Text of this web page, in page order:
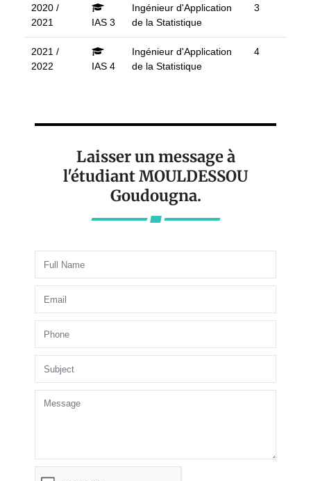
2020 /
2021
IAS 3
Ingénieur d'Application
de la Statistique
3
2021 /
2022
IAS 4
Ingénieur d'Application
de la Statistique
4
Laisser un message à
l'étudiant MOULDESSOU
Goudougna.